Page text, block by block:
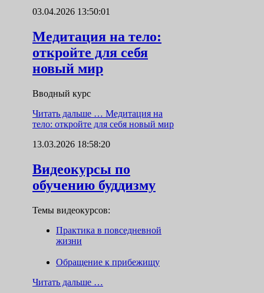
03.04.2026 13:50:01
Медитация на тело:
откройте для себя
новый мир
Вводный курс
Читать дальше … Медитация на
тело: откройте для себя новый мир
13.03.2026 18:58:20
Видеокурсы по
обучению буддизму
Темы видеокурсов:
Практика в повседневной
жизни
Обращение к прибежищу
Читать дальше …